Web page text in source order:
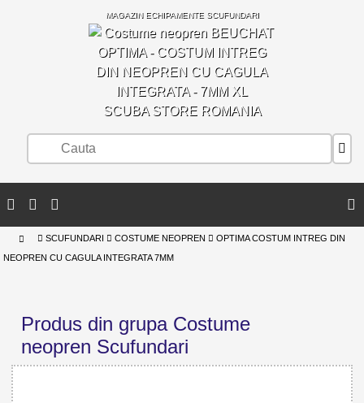
MAGAZIN ECHIPAMENTE SCUFUNDARI
SCUBA STORE ROMANIA
SCUFUNDARI COSTUME NEOPREN OPTIMA COSTUM INTREG DIN
NEOPREN CU CAGULA INTEGRATA 7MM
Produs din grupa Costume
neopren Scufundari